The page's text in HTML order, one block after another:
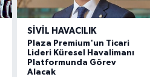
SIVIL HAVACILIK
Plaza Premium'un Ticari
Lideri Küresel Havalimanı
Platformunda Görev
Alacak